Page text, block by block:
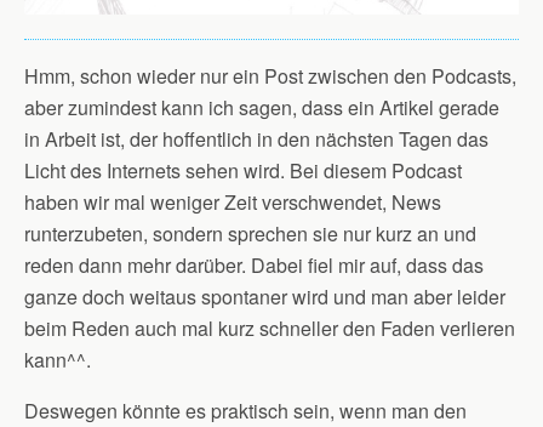
Hmm, schon wieder nur ein Post zwischen den Podcasts,
aber zumindest kann ich sagen, dass ein Artikel gerade
in Arbeit ist, der hoffentlich in den nächsten Tagen das
Licht des Internets sehen wird. Bei diesem Podcast
haben wir mal weniger Zeit verschwendet, News
runterzubeten, sondern sprechen sie nur kurz an und
reden dann mehr darüber. Dabei fiel mir auf, dass das
ganze doch weitaus spontaner wird und man aber leider
beim Reden auch mal kurz schneller den Faden verlieren
kann^^.
Deswegen könnte es praktisch sein, wenn man den